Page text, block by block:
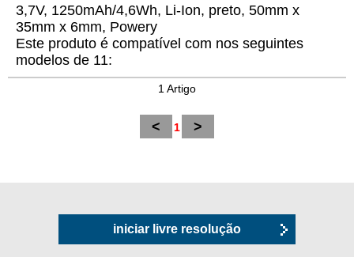
3,7V, 1250mAh/4,6Wh, Li-Ion, preto, 50mm x
35mm x 6mm, Powery
Este produto é compatível com nos seguintes
modelos de 11:
1 Artigo
< 1 >
iniciar livre resolução